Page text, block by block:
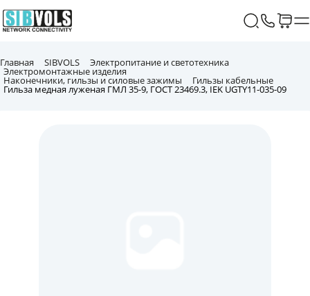
Главная SIBVOLS Электропитание и светотехника
Электромонтажные изделия
Наконечники, гильзы и силовые зажимы Гильзы кабельные
Гильза медная луженая ГМЛ 35-9, ГОСТ 23469.3, IEK UGTY11-035-09